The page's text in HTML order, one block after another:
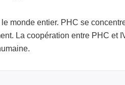
monde entier. PHC se
La coopération entre PHC et